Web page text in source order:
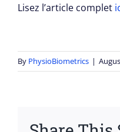
Lisez l’article complet
By PhysioBiometrics |